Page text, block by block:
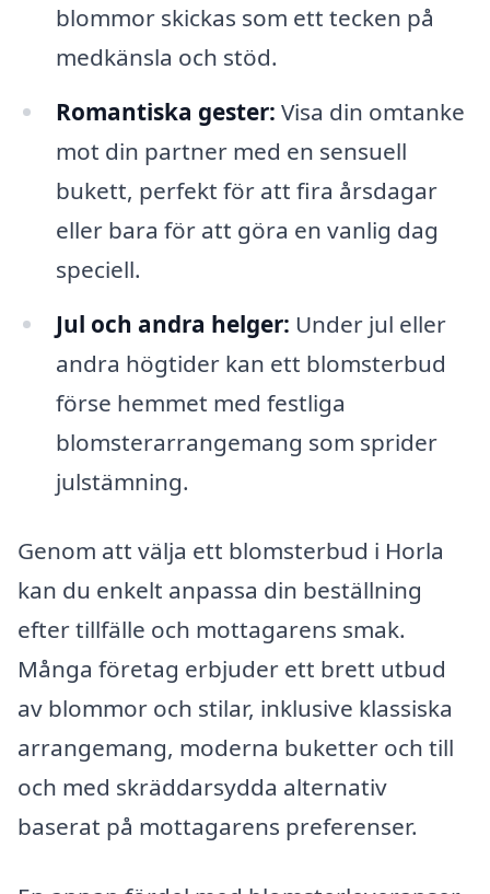
blommor skickas som ett tecken på
medkänsla och stöd.
Romantiska gester: Visa din omtanke
mot din partner med en sensuell
bukett, perfekt för att fira årsdagar
eller bara för att göra en vanlig dag
speciell.
Jul och andra helger: Under jul eller
andra högtider kan ett blomsterbud
förse hemmet med festliga
blomsterarrangemang som sprider
julstämning.
Genom att välja ett blomsterbud i Horla
kan du enkelt anpassa din beställning
efter tillfälle och mottagarens smak.
Många företag erbjuder ett brett utbud
av blommor och stilar, inklusive klassiska
arrangemang, moderna buketter och till
och med skräddarsydda alternativ
baserat på mottagarens preferenser.